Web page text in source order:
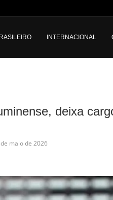
INTERNACIONAL
deixa
maio de 2026